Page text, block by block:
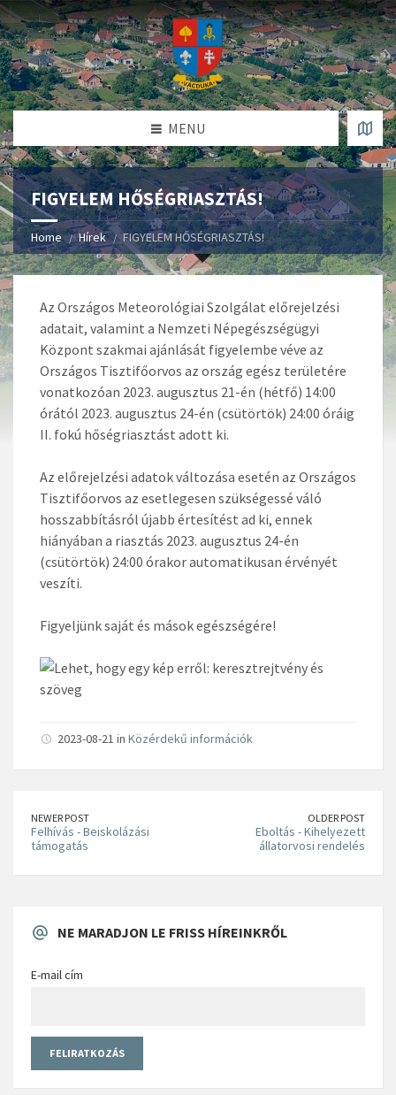
MENU
FIGYELEM HŐSÉGRIASZTÁS!
Home Hírek FIGYELEM HŐSÉGRIASZTÁS!
Az Országos Meteorológiai Szolgálat előrejelzési
adatait, valamint a Nemzeti Népegészségügyi
Központ szakmai ajánlását figyelembe véve az
Országos Tisztifőorvos az ország egész területére
vonatkozóan 2023. augusztus 21-én (hétfő) 14:00
órától 2023. augusztus 24-én (csütörtök) 24:00 óráig
II. fokú hőségriasztást adott ki.
Az előrejelzési adatok változása esetén az Országos
Tisztifőorvos az esetlegesen szükségessé váló
hosszabbításról újabb értesítést ad ki, ennek
hiányában a riasztás 2023. augusztus 24-én
(csütörtök) 24:00 órakor automatikusan érvényét
veszíti.
Figyeljünk saját és mások egészségére!
2023-08-21 in Közérdekű információk
NEWER POST
Felhívás - Beiskolázási
támogatás
OLDER POST
Eboltás - Kihelyezett
állatorvosi rendelés
NE MARADJON LE FRISS HÍREINKRŐL
E-mail cím